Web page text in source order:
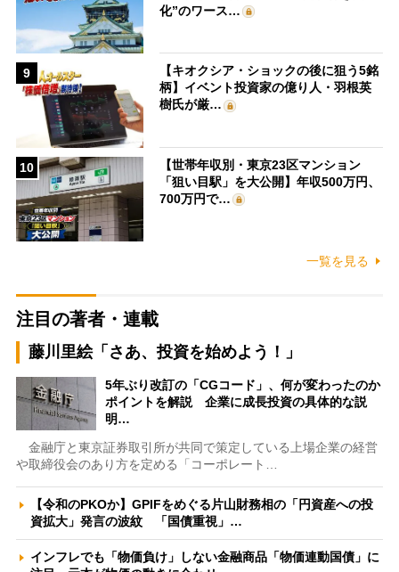
化”のワース…
9
【キオクシア・ショックの後に狙う5銘
柄】イベント投資家の億り人・羽根英
樹氏が厳…
10
【世帯年収別・東京23区マンション
「狙い目駅」を大公開】年収500万円、
700万円で…
一覧を見る
注目の著者・連載
藤川里絵「さあ、投資を始めよう！」
5年ぶり改訂の「CGコード」、何が変わったのか
ポイントを解説 企業に成長投資の具体的な説
明…
金融庁と東京証券取引所が共同で策定している上場企業の経営
や取締役会のあり方を定める「コーポレート…
【令和のPKOか】GPIFをめぐる片山財務相の「円資産への投
資拡大」発言の波紋 「国債重視」…
インフレでも「物価負け」しない金融商品「物価連動国債」に